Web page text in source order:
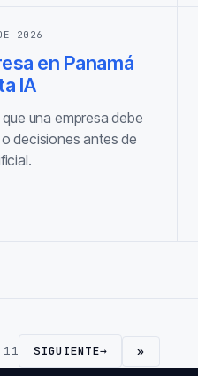
2026
en Panamá
IA
una empresa debe
decisiones antes de
SIGUIENTE→ »